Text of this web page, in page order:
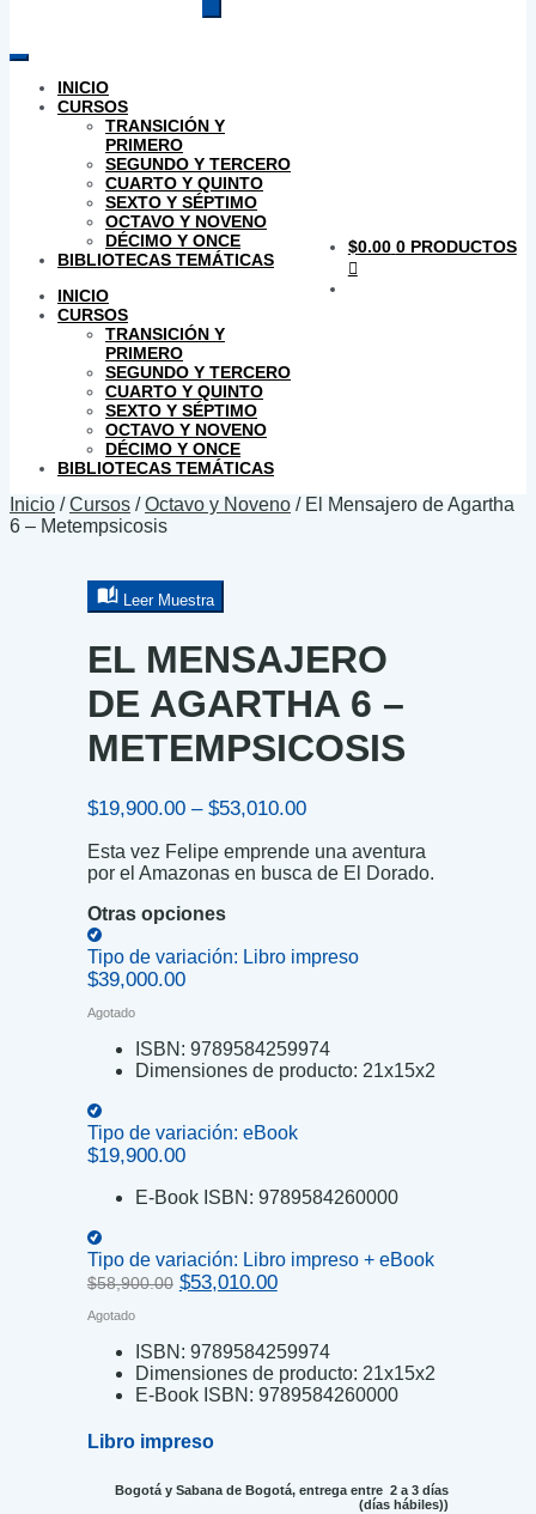
productos
INICIO
CURSOS
TRANSICIÓN Y
PRIMERO
SEGUNDO Y TERCERO
CUARTO Y QUINTO
SEXTO Y SÉPTIMO
OCTAVO Y NOVENO
DÉCIMO Y ONCE
BIBLIOTECAS TEMÁTICAS
INICIO
CURSOS
TRANSICIÓN Y
PRIMERO
SEGUNDO Y TERCERO
CUARTO Y QUINTO
SEXTO Y SÉPTIMO
OCTAVO Y NOVENO
DÉCIMO Y ONCE
BIBLIOTECAS TEMÁTICAS
$0.00 0 PRODUCTOS
Inicio /Cursos /Octavo y Noveno / El Mensajero de Agartha
6 – Metempsicosis
Leer Muestra
EL MENSAJERO
DE AGARTHA 6 –
METEMPSICOSIS
$19,900.00 – $53,010.00Price
$19,900.00
through
Esta vez Felipe emprende una aventura
por el Amazonas en busca de El Dorado.
Otras opciones
Tipo de variación: Libro impreso
$39,000.00
Agotado
ISBN: 9789584259974
Dimensiones de producto: 21x15x2
Tipo de variación: eBook
$19,900.00
E-Book ISBN: 9789584260000
Tipo de variación: Libro impreso + eBook
$58,900.00 Original
$58,900.00.
$53,010.00Current
$53,010.00.
Agotado
ISBN: 9789584259974
Dimensiones de producto: 21x15x2
E-Book ISBN: 9789584260000
Libro impreso
Bogotá y Sabana de Bogotá, entrega entre 2 a 3 días
(días hábiles))